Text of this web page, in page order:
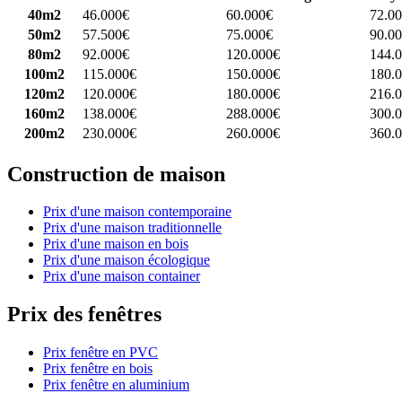
40m2
46.000€ 60.000€
50m2
57.500€ 75.000€
80m2
92.000€ 120.000€
100m2
115.000€ 150.000€
120m2
120.000€ 180.000€
160m2
138.000€ 288.000€
200m2
230.000€ 260.000€
Construction de maison
Prix d'une maison contemporaine
Prix d'une maison traditionnelle
Prix d'une maison en bois
Prix d'une maison écologique
Prix d'une maison container
Prix des fenêtres
Prix fenêtre en PVC
Prix fenêtre en bois
Prix fenêtre en aluminium